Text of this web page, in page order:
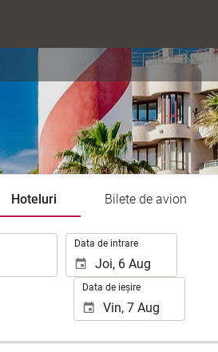
Hoteluri Bilete de avion
Data de intrare
Data de ieșire